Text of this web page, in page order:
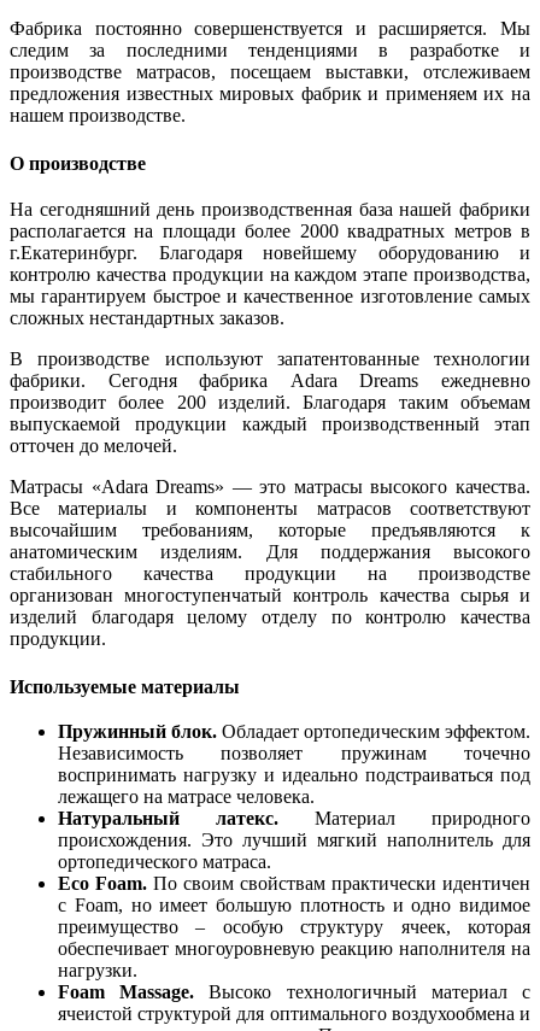
Фабрика постоянно совершенствуется и расширяется. Мы
следим за последними тенденциями в разработке и
производстве матрасов, посещаем выставки, отслеживаем
предложения известных мировых фабрик и применяем их на
нашем производстве.
О производстве
На сегодняшний день производственная база нашей фабрики
располагается на площади более 2000 квадратных метров в
г.Екатеринбург. Благодаря новейшему оборудованию и
контролю качества продукции на каждом этапе производства,
мы гарантируем быстрое и качественное изготовление самых
сложных нестандартных заказов.
В производстве используют запатентованные технологии
фабрики. Сегодня фабрика Adara Dreams ежедневно
производит более 200 изделий. Благодаря таким объемам
выпускаемой продукции каждый производственный этап
отточен до мелочей.
Матрасы «Adara Dreams» — это матрасы высокого качества.
Все материалы и компоненты матрасов соответствуют
высочайшим требованиям, которые предъявляются к
анатомическим изделиям. Для поддержания высокого
стабильного качества продукции на производстве
организован многоступенчатый контроль качества сырья и
изделий благодаря целому отделу по контролю качества
продукции.
Используемые материалы
Пружинный блок. Обладает ортопедическим эффектом.
Независимость позволяет пружинам точечно
воспринимать нагрузку и идеально подстраиваться под
лежащего на матрасе человека.
Натуральный латекс. Материал природного
происхождения. Это лучший мягкий наполнитель для
ортопедического матраса.
Eco Foam. По своим свойствам практически идентичен
с Foam, но имеет большую плотность и одно видимое
преимущество – особую структуру ячеек, которая
обеспечивает многоуровневую реакцию наполнителя на
нагрузки.
Foam Massage. Высоко технологичный материал с
ячеистой структурой для оптимального воздухообмена и